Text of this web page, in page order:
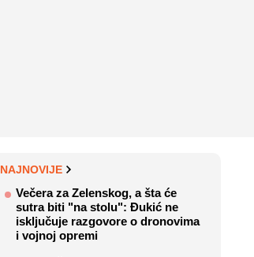
NAJNOVIJE
Večera za Zelenskog, a šta će
sutra biti "na stolu": Đukić ne
isključuje razgovore o dronovima
i vojnoj opremi